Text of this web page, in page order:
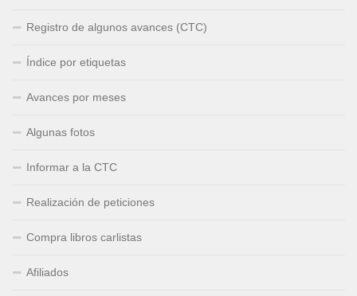
Registro de algunos avances (CTC)
Índice por etiquetas
Avances por meses
Algunas fotos
Informar a la CTC
Realización de peticiones
Compra libros carlistas
Afiliados